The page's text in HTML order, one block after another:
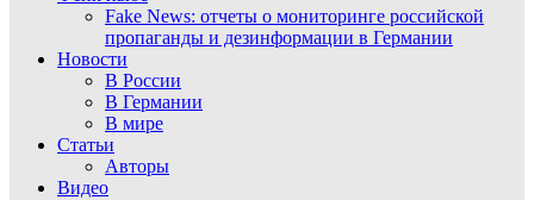
Fake News: отчеты о мониторинге российской
пропаганды и дезинформации в Германии
Новости
В России
В Германии
В мире
Статьи
Авторы
Видео